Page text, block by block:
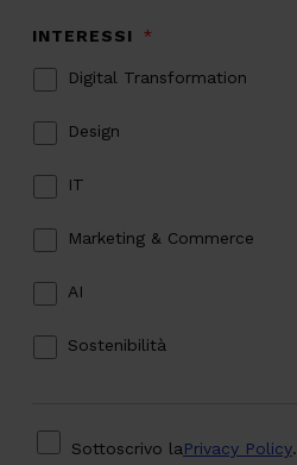
INTERESSI *
Digital Transformation
Design
IT
Marketing & Commerce
AI
Sostenibilità
PRIVACY
Sottoscrivo laPrivacy Policy.